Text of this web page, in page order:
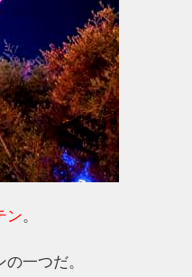
ン。
一つだ。